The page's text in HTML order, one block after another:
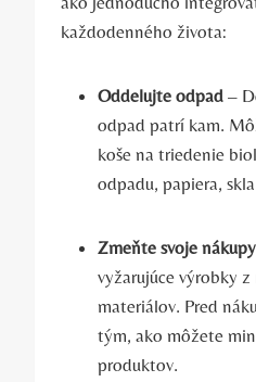
každodenného života:
Oddelujte odpad –
odpad patrí kam.
koše na triedenie
odpadu, papiera,
Zmeňte svoje nákupy
vyžarujúce výrobky
materiálov. Pred
tým, ako môžete
produktov.